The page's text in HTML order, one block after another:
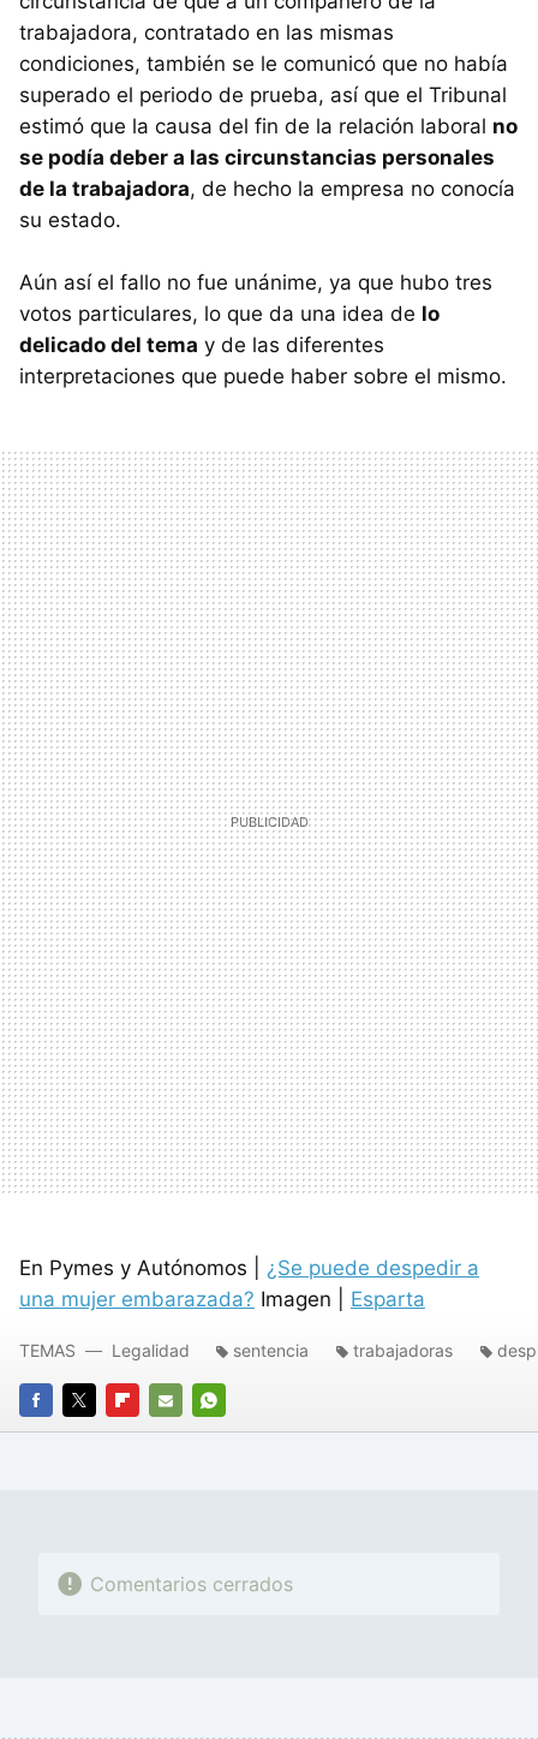
trabajadora, contratado en las mismas
condiciones, también se le comunicó que no había
superado el periodo de prueba, así que el Tribunal
estimó que la causa del fin de la relación laboral no
se podía deber a las circunstancias personales
de la trabajadora, de hecho la empresa no conocía
su estado.
Aún así el fallo no fue unánime, ya que hubo tres
votos particulares, lo que da una idea de lo
delicado del tema y de las diferentes
interpretaciones que puede haber sobre el mismo.
En Pymes y Autónomos | ¿Se puede despedir a
una mujer embarazada? Imagen | Esparta
FACEBOOK
TWITTERFLIPBOARD
E-
WHATSAPP
TEMAS Legalidad sentencia trabajadoras
Comentarios cerrados